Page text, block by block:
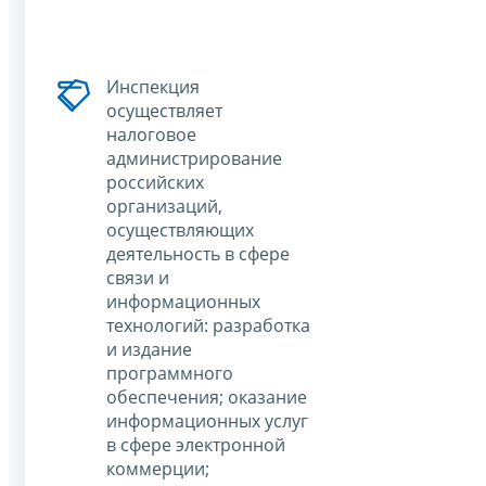
Инспекция
осуществляет
налоговое
администрирование
российских
организаций,
осуществляющих
деятельность в сфере
связи и
информационных
технологий: разработка
и издание
программного
обеспечения; оказание
информационных услуг
в сфере электронной
коммерции;